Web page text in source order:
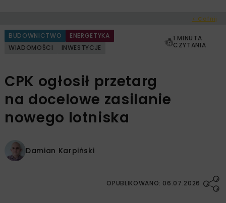
< Cofnij
BUDOWNICTWO
ENERGETYKA
WIADOMOŚCI
INWESTYCJE
1 MINUTA
CZYTANIA
CPK ogłosił przetarg
na docelowe zasilanie
nowego lotniska
Damian Karpiński
OPUBLIKOWANO: 06.07.2026